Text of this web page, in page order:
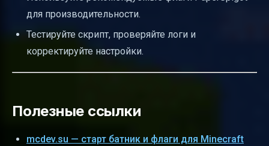
для производительности.
Тестируйте скрипт, проверяйте логи и
корректируйте настройки.
Полезные ссылки
mcdev.su — старт батник и флаги для Minecraft